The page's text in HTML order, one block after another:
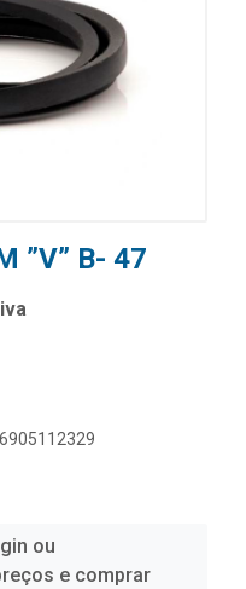
”V” B- 47
ou
e comprar